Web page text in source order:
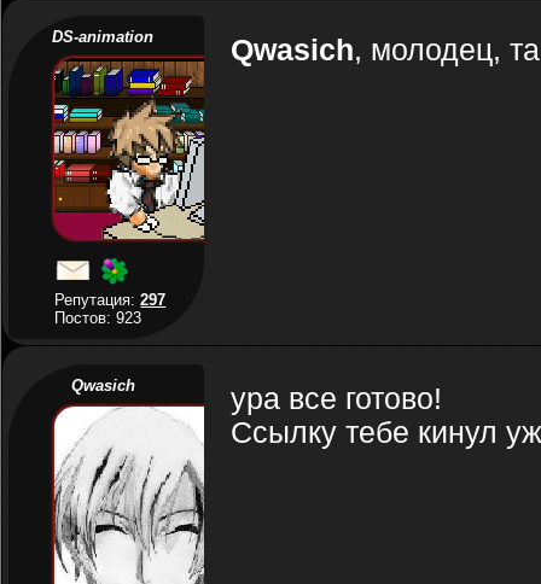
DS-animation
Репутация:297
Постов: 923
Qwasich, молодец,
Qwasich
ура все готово!
Ссылку тебе кинул